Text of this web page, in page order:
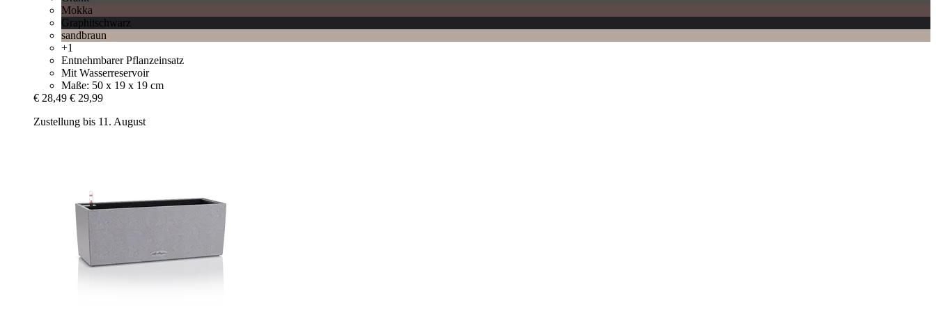
Mokka
Graphitschwarz
sandbraun
+1
Entnehmbarer Pflanzeinsatz
Mit Wasserreservoir
Maße: 50 x 19 x 19 cm
€ 28,49 € 29,99
Zustellung bis 11. August